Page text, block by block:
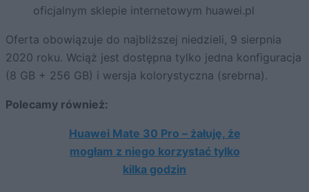
oficjalnym sklepie internetowym huawei.pl
Oferta obowiązuje do najbliższej niedzieli, 9 sierpnia
2020 roku. Wciąż jest dostępna tylko jedna konfiguracja
(8 GB + 256 GB) i wersja kolorystyczna (srebrna).
Polecamy również:
Huawei Mate 30 Pro – żałuję, że
mogłam z niego korzystać tylko
kilka godzin